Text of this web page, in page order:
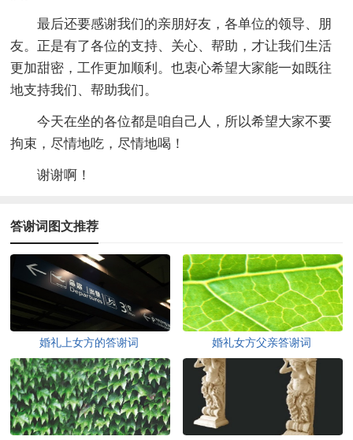
最后还要感谢我们的亲朋好友，各单位的领导、朋
友。正是有了各位的支持、关心、帮助，才让我们生活
更加甜密，工作更加顺利。也衷心希望大家能一如既往
地支持我们、帮助我们。
今天在坐的各位都是咱自己人，所以希望大家不要
拘束，尽情地吃，尽情地喝！
谢谢啊！
答谢词图文推荐
婚礼上女方的答谢词 婚礼女方父亲答谢词